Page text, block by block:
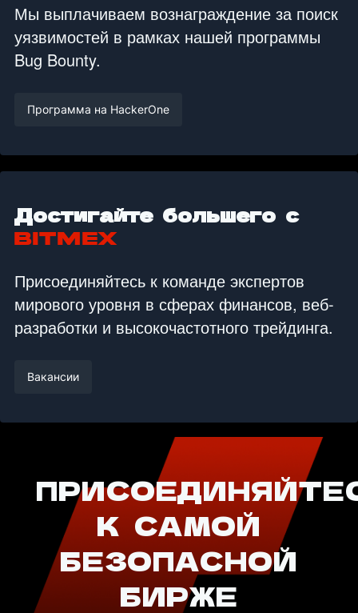
Мы выплачиваем вознаграждение за поиск
уязвимостей в рамках нашей программы
Bug Bounty.
Программа на HackerOne
Достигайте большего с
BitMEX
Присоединяйтесь к команде экспертов
мирового уровня в сферах финансов, веб-
разработки и высокочастотного трейдинга.
Вакансии
К САМОЙ
БЕЗОПАСНОЙ
БИРЖЕ